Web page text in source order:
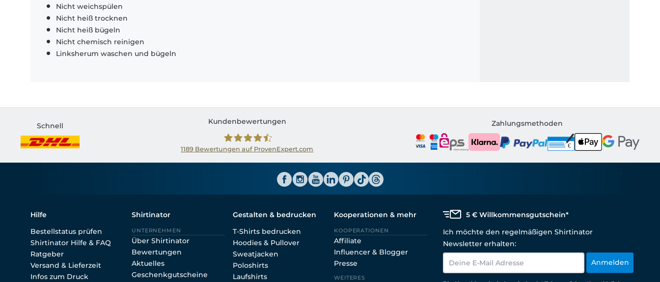
Nicht weichspülen
Nicht heiß trocknen
Nicht heiß bügeln
Nicht chemisch reinigen
Linksherum waschen und bügeln
Schnell
Kundenbewertungen
1189 Bewertungen auf ProvenExpert.com
Zahlungsmethoden
Hilfe
Bestellstatus prüfen
Shirtinator Hilfe & FAQ
Ratgeber
Versand & Lieferzeit
Infos zum Druck
Shirtinator
UNTERNEHMEN
Über Shirtinator
Bewertungen
Aktuelles
Geschenkgutscheine
Gestalten & bedrucken
T-Shirts bedrucken
Hoodies & Pullover
Sweatjacken
Poloshirts
Laufshirts
Kooperationen & mehr
KOOPERATIONEN
Affiliate
Influencer & Blogger
Presse
WEITERES
5 € Willkommensgutschein*
Ich möchte den regelmäßigen Shirtinator
Newsletter erhalten:
Anmelden